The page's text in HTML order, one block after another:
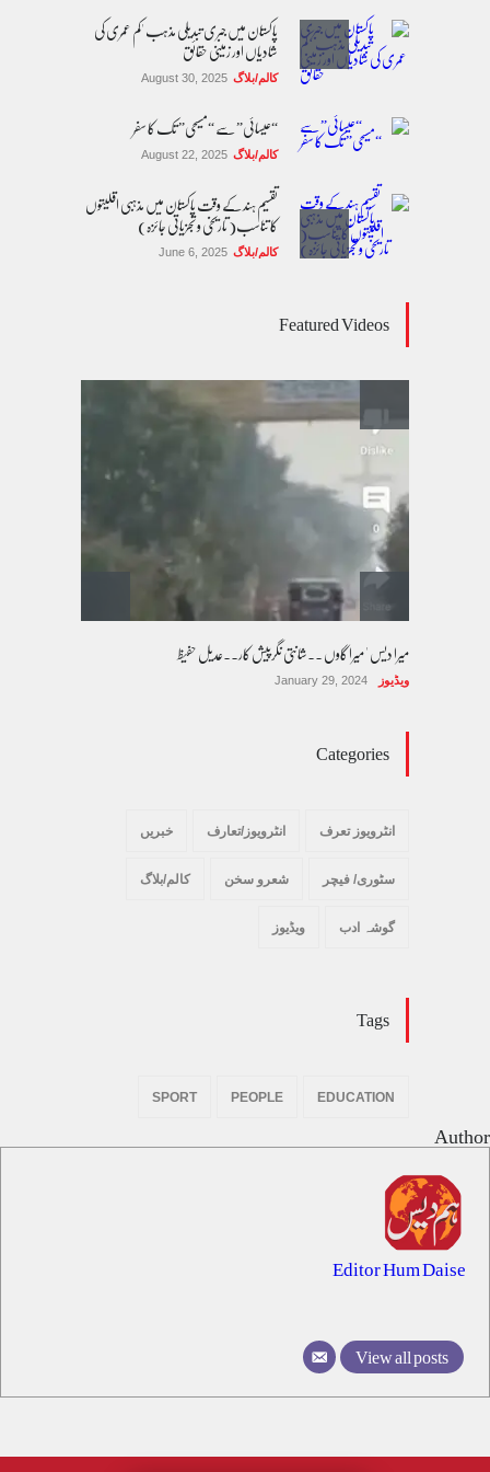
پاکستان میں جبری تبدیلی مذہب 'کم عمری کی
شادیاں اور زمینی حقائق
کالم/بلاگ August 30, 2025
“عیسائی” سے “مسیحی” تک کا سفر
کالم/بلاگ August 22, 2025
تقسیم ہند کے وقت پاکستان میں مذہبی اقلیتوں
کا تناسب( تاریخی و تجزیاتی جائزہ)
کالم/بلاگ June 6, 2025
پسند کی شادیوں کا بڑھتا ہوا رجحان اور راولپنڈی
کی یوسیز میں اندارج پر پابندی ایک نیا تنازعہ
October 14, 2025
Featured Videos
میرا دیس ' میرا گاوں ۔۔شانتی نگرپیش کار۔۔عدیل حفیظ
ویڈیوز January 29, 2024
Categories
انٹرویوز تعرف انٹرویوز/تعارف خبریں
سٹوری/ فیچر شعرو سخن کالم/بلاگ
گوشہ ادب ویڈیوز
Tags
EDUCATION
PEOPLE
SPORT
Author
Editor Hum Daise
View all posts